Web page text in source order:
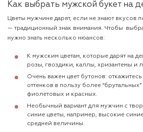
Как выбрать мужской букет на
Цветы мужчине дарят, если не знают вкусов
— традиционный знак внимания. Чтобы
нужно знать несколько нюансов:
К мужским цветам, которые дарят на
розы, гвоздики, каллы, хризантемы и
Очень важен цвет бутонов:
оттенков в пользу более
фиолетовых и красных.
Необычный вариант для мужчин с
синие цветы, например, высокие
средней величины.